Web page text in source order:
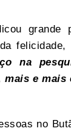
grande
felicidade,
na
e mais
no